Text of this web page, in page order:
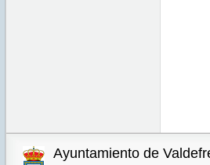
Ayuntamiento de